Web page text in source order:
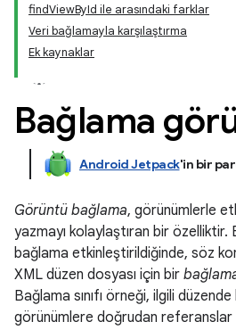
findViewById ile arasındaki farklar
Veri bağlamayla karşılaştırma
Ek kaynaklar
Bağlama
Android Jetpack'in bir
Görüntü bağlama, görünümlerle
yazmayı kolaylaştıran bir
bağlama etkinleştirildiğinde, söz
XML düzen dosyası için bir
Bağlama sınıfı örneği, ilgili
görünümlere doğrudan referanslar